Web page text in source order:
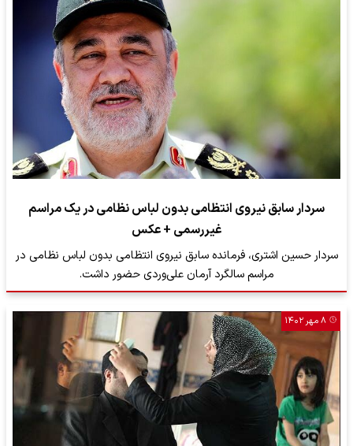
سردار سابق نیروی انتظامی بدون لباس نظامی در یک مراسم
غیررسمی + عکس
سردار حسین اشتری، فرمانده سابق نیروی انتظامی بدون لباس نظامی در
مراسم سالگرد آرمان علی‌وردی حضور داشت.
۸ مهر ۱۴۰۲